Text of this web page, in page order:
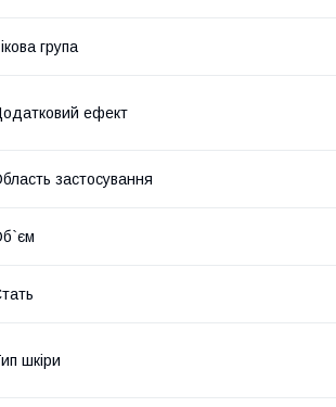
група
ефект
застосування
шкіри